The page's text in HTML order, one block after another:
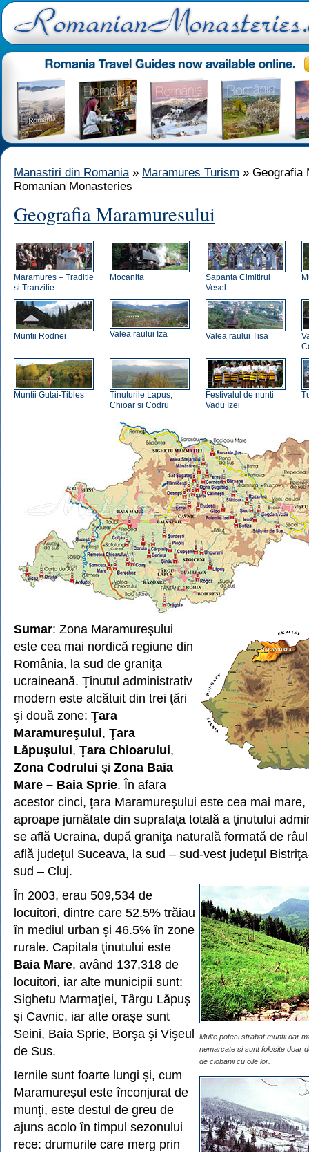
Manastiri din Romania» Maramures Turism » Geografia
Romanian Monasteries
Geografia Maramuresului
Maramures – Traditie
si Tranzitie
Mocanita
Sapanta Cimitirul
Vesel
Muntii Rodnei Valea raului Iza Valea raului Tisa
Muntii Gutai-Tibles
Tinuturile Lapus,
Chioar si Codru
Festivalul de nunti
Vadu Izei
Sumar: Zona Maramureşului
este cea mai nordică regiune din
România, la sud de graniţa
ucraineană. Ţinutul administrativ
modern este alcătuit din trei ţări
şi două zone: Ţara
Maramureşului, Ţara
Lăpuşului, Ţara Chioarului,
Zona Codrului şi Zona Baia
Mare – Baia Sprie. În afara
acestor cinci, ţara Maramureşului este cea mai
aproape jumătate din suprafaţa totală a ţinutului
se află Ucraina, după graniţa naturală formată de
află judeţul Suceava, la sud – sud-vest judeţul
sud – Cluj.
Multe poteci strabat muntii dar
nemarcate si sunt folosite doar
de ciobanii cu oile lor.
În 2003, erau 509,534 de
locuitori, dintre care 52.5% trăiau
în mediul urban şi 46.5% în zone
rurale. Capitala ţinutului este
Baia Mare, având 137,318 de
locuitori, iar alte municipii sunt:
Sighetu Marmaţiei, Târgu Lăpuş
şi Cavnic, iar alte oraşe sunt
Seini, Baia Sprie, Borşa şi Vişeul
de Sus.
Iernile sunt foarte lungi şi, cum
Maramureşul este înconjurat de
munţi, este destul de greu de
ajuns acolo în timpul sezonului
rece: drumurile care merg prin